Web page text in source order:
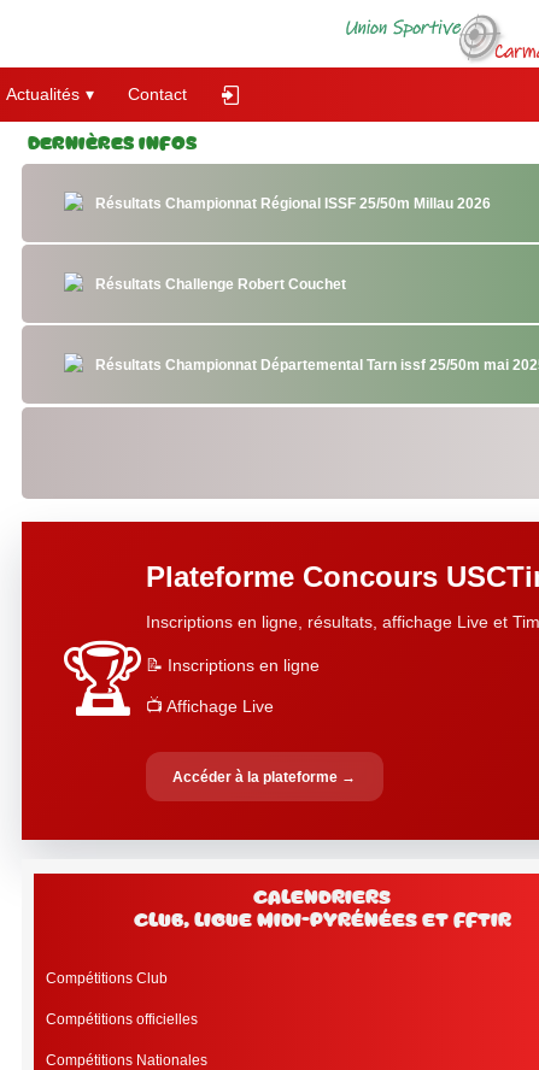
Actualités Contact
Dernières Infos
Résultats Championnat Régional ISSF 25/50m Millau 2026
Résultats Challenge Robert Couchet
Résultats Championnat Départemental Tarn issf 25/50m mai
🏆
Plateforme Concours
Inscriptions en ligne, résultats, affichage Live et
📝 Inscriptions en ligne
📺 Affichage Live
Accéder à la plateforme →
Calendriers
club, Ligue Midi-Pyrénées et FFtir
Compétitions Club
Compétitions officielles
Compétitions Nationales